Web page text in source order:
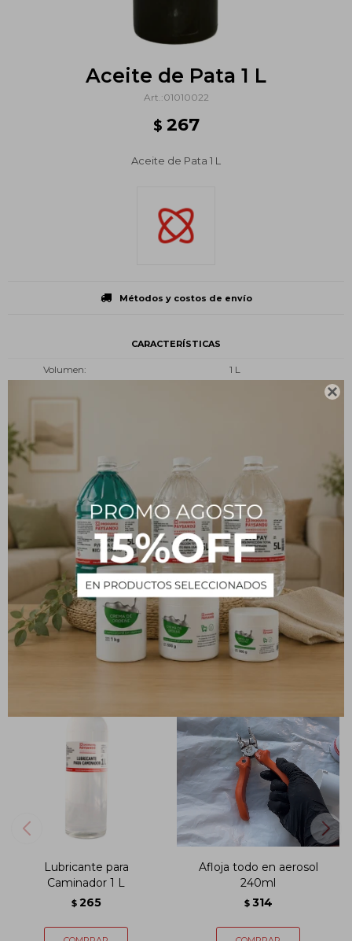

Aceite de Pata 1 L
01010022
$ 267
Aceite de Pata 1 L
Métodos y costos de envío
CARACTERÍSTICAS
Volumen
1 L
Descripción
Aceite de Pata 1 L
PRODUCTOS QUE TE PUEDEN INTERESAR
Lubricante para
Caminador 1 L
$ 265
Afloja todo en aerosol
240ml
$ 314